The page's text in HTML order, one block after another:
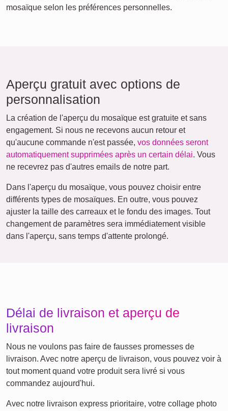
mosaïque selon les préférences personnelles.
Aperçu gratuit avec options de
personnalisation
La création de l'aperçu du mosaïque est gratuite et sans
engagement. Si nous ne recevons aucun retour et
qu'aucune commande n'est passée, vos données seront
automatiquement supprimées après un certain délai. Vous
ne recevrez pas d'autres emails de notre part.
Dans l'aperçu du mosaïque, vous pouvez choisir entre
différents types de mosaïques. En outre, vous pouvez
ajuster la taille des carreaux et le fondu des images. Tout
changement de paramètres sera immédiatement visible
dans l'aperçu, sans temps d'attente prolongé.
Délai de livraison et aperçu de
livraison
Nous ne voulons pas faire de fausses promesses de
livraison. Avec notre aperçu de livraison, vous pouvez voir à
tout moment quand votre produit sera livré si vous
commandez aujourd'hui.
Avec notre livraison express prioritaire, votre collage photo